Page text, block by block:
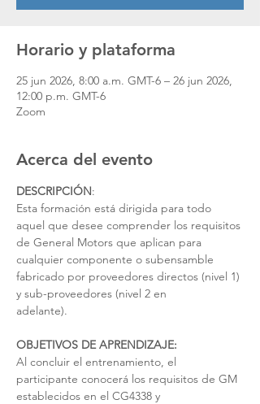
Horario y plataforma
25 jun 2026, 8:00 a.m. GMT-6 – 26 jun 2026,
12:00 p.m. GMT-6
Zoom
Acerca del evento
DESCRIPCIÓN:
Esta formación está dirigida para todo
aquel que desee comprender los requisitos
de General Motors que aplican para
cualquier componente o subensamble
fabricado por proveedores directos (nivel 1)
y sub-proveedores (nivel 2 en
adelante).
OBJETIVOS DE APRENDIZAJE:
Al concluir el entrenamiento, el
participante conocerá los requisitos de GM
establecidos en el CG4338 y